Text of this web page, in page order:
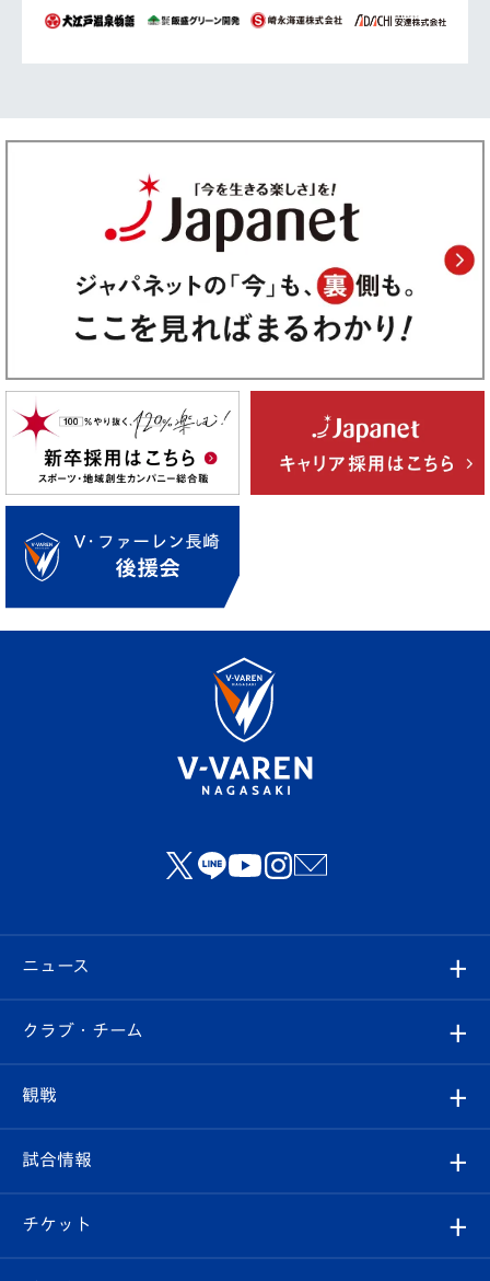
ニュース
すべて
クラブ
試合情報
クラブ・チーム
クラブ概要
エンブレム紹介
観戦
観戦ルール
はじめての観戦ガイド
試合情報
試合日程/結果
チケット